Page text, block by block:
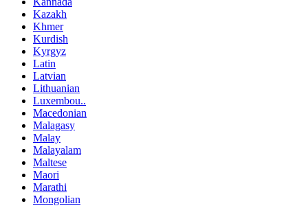
Kazakh
Khmer
Kurdish
Kyrgyz
Latin
Latvian
Lithuanian
Luxembou..
Macedonian
Malagasy
Malay
Malayalam
Maltese
Maori
Marathi
Mongolian